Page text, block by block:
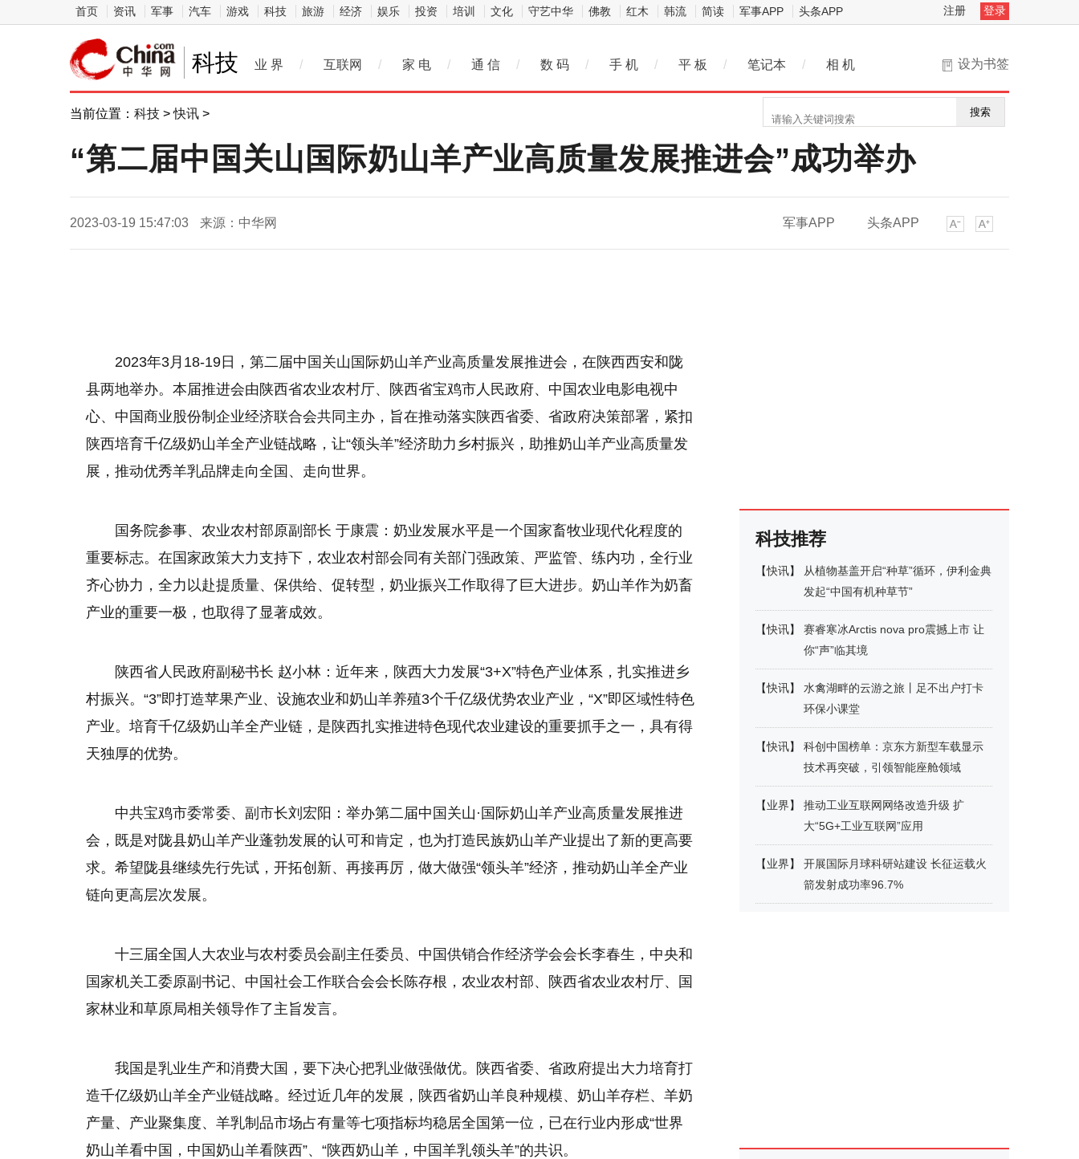
首页 资讯 军事 汽车 游戏 科技 旅游 经济 娱乐 投资 培训 文化 守艺中华 佛教 红木 韩流 简读 军事APP 头条APP 注册 登录
科技 设为书签
业 界 / 互联网 / 家 电 / 通 信 / 数 码 / 手 机 / 平 板 / 笔记本 / 相 机
当前位置： 科技 >快讯 > 搜索
“第二届中国关山国际奶山羊产业高质量发展推进会”成功举办
2023-03-19 15:47:03 来源：中华网 军事APP 头条APP
2023年3月18-19日，第二届中国关山国际奶山羊产业高质量发展推进会，在陕西西安和陇
县两地举办。本届推进会由陕西省农业农村厅、陕西省宝鸡市人民政府、中国农业电影电视中
心、中国商业股份制企业经济联合会共同主办，旨在推动落实陕西省委、省政府决策部署，紧扣
陕西培育千亿级奶山羊全产业链战略，让“领头羊”经济助力乡村振兴，助推奶山羊产业高质量发
展，推动优秀羊乳品牌走向全国、走向世界。
国务院参事、农业农村部原副部长 于康震：奶业发展水平是一个国家畜牧业现代化程度的
重要标志。在国家政策大力支持下，农业农村部会同有关部门强政策、严监管、练内功，全行业
齐心协力，全力以赴提质量、保供给、促转型，奶业振兴工作取得了巨大进步。奶山羊作为奶畜
产业的重要一极，也取得了显著成效。
陕西省人民政府副秘书长 赵小林：近年来，陕西大力发展“3+X”特色产业体系，扎实推进乡
村振兴。“3”即打造苹果产业、设施农业和奶山羊养殖3个千亿级优势农业产业，“X”即区域性特色
产业。培育千亿级奶山羊全产业链，是陕西扎实推进特色现代农业建设的重要抓手之一，具有得
天独厚的优势。
中共宝鸡市委常委、副市长刘宏阳：举办第二届中国关山·国际奶山羊产业高质量发展推进
会，既是对陇县奶山羊产业蓬勃发展的认可和肯定，也为打造民族奶山羊产业提出了新的更高要
求。希望陇县继续先行先试，开拓创新、再接再厉，做大做强“领头羊”经济，推动奶山羊全产业
链向更高层次发展。
十三届全国人大农业与农村委员会副主任委员、中国供销合作经济学会会长李春生 ， 中央和
国家机关工委原副书记、中国社会工作联合会会长陈存根，农业农村部、陕西省农业农村厅、国
家林业和草原局相关领导作了主旨发言。
我国是乳业生产和消费大国，要下决心把乳业做强做优。陕西省委、省政府提出大力培育打
造千亿级奶山羊全产业链战略。经过近几年的发展，陕西省奶山羊良种规模、奶山羊存栏、羊奶
产量、产业聚集度、羊乳制品市场占有量等七项指标均稳居全国第一位，已在行业内形成“世界
奶山羊看中国，中国奶山羊看陕西”、“陕西奶山羊，中国羊乳领头羊”的共识。
科技推荐
【快讯】
从植物基盖开启“种草”循环，伊利金典
发起“中国有机种草节”
【快讯】
赛睿寒冰Arctis nova pro震撼上市 让
你“声”临其境
【快讯】
水禽湖畔的云游之旅丨足不出户打卡
环保小课堂
【快讯】
科创中国榜单：京东方新型车载显示
技术再突破，引领智能座舱领域
【业界】
推动工业互联网网络改造升级 扩
大“5G+工业互联网”应用
【业界】
开展国际月球科研站建设 长征运载火
箭发射成功率96.7%